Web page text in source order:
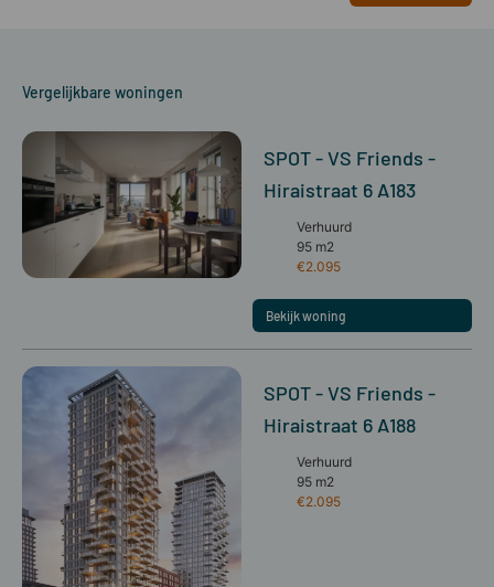
Vergelijkbare woningen
SPOT - VS Friends -
Hiraistraat 6 A183
Verhuurd
95 m2
€2.095
Bekijk woning
SPOT - VS Friends -
Hiraistraat 6 A188
Verhuurd
95 m2
€2.095